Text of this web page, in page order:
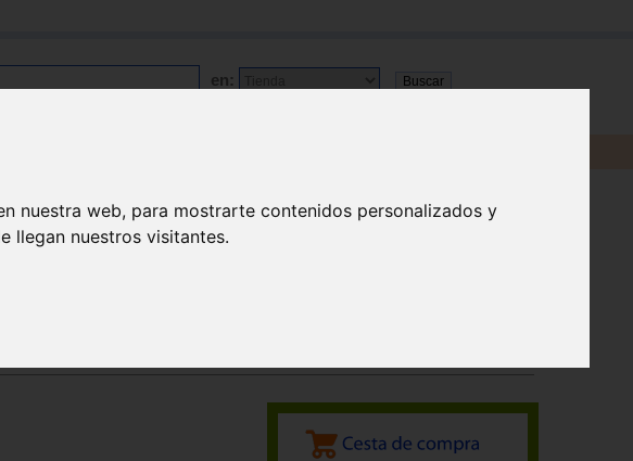
nuestra web, para mostrarte contenidos personalizados y
llegan nuestros visitantes.
en: